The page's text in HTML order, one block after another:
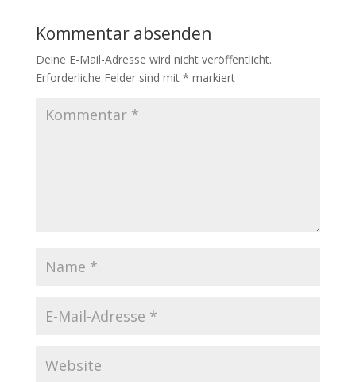
o
k
r
p
p
Kommentar absenden
Deine E-Mail-Adresse wird nicht veröffentlicht.
Erforderliche Felder sind mit * markiert